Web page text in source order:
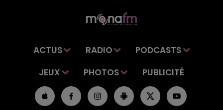
ACTUS RADIO
PODCASTS
JEUX
PHOTOS PUBLICITÉ